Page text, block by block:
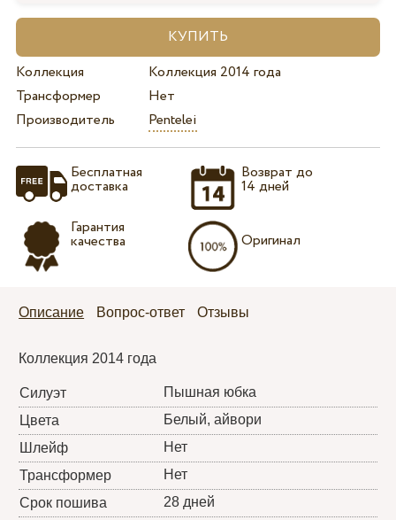
Коллекция
Коллекция 2014 года
Трансформер
Нет
Производитель
Pentelei
Бесплатная
доставка
Гарантия
качества
Возврат до
14 дней
Оригинал
Описание Вопрос-ответ Отзывы
Коллекция 2014 года
Силуэт
Пышная юбка
Цвета
Белый, айвори
Шлейф
Нет
Трансформер
Нет
Срок пошива
28 дней